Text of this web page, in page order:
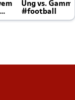
Ung vs.
#football